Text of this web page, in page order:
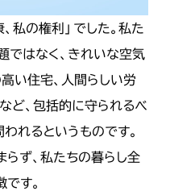
私の権利」でした。私た
ではなく、きれいな空気
い住宅、人間らしい労
ど、包括的に守られるべ
れるというものです。
ず、私たちの暮らし全
す。